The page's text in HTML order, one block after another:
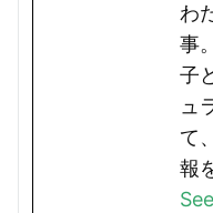
わ
事
子
ュ
て
報